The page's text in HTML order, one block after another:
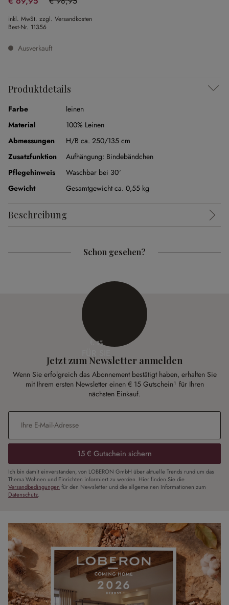
(29.31% gespart)
inkl. MwSt. zzgl. Versandkosten
Best-Nr. 11356
Ausverkauft
Produktdetails
Farbe
leinen
Material
100% Leinen
Abmessungen
H/B ca. 250/135 cm
Zusatzfunktion
Aufhängung: Bindebändchen
Pflegehinweis
Waschbar bei 30°
Gewicht
Gesamtgewicht ca. 0,55 kg
Beschreibung
Schon gesehen?
€ 15
Jetzt zum Newsletter anmelden
Wenn Sie erfolgreich das Abonnement bestätigt haben, erhalten Sie
mit Ihrem ersten Newsletter einen € 15 Gutschein¹ für Ihren
nächsten Einkauf.
E-Mail-Adresse
15 € Gutschein sichern
Ich bin damit einverstanden, von LOBERON GmbH über aktuelle Trends rund um das
Thema Wohnen und Einrichten informiert zu werden. Hier finden Sie die
Versandbedingungen für den Newsletter und die allgemeinen Informationen zum
Datenschutz.